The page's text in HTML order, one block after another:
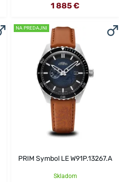
1 885 €
NA PREDAJNI
PRIM Symbol LE W91P.13267.A
Skladom